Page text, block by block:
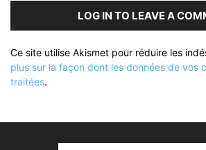
LOG IN TO LEAVE A
Ce site utilise Akismet pour réduire les
plus sur la façon dont les données de vos
traitées.